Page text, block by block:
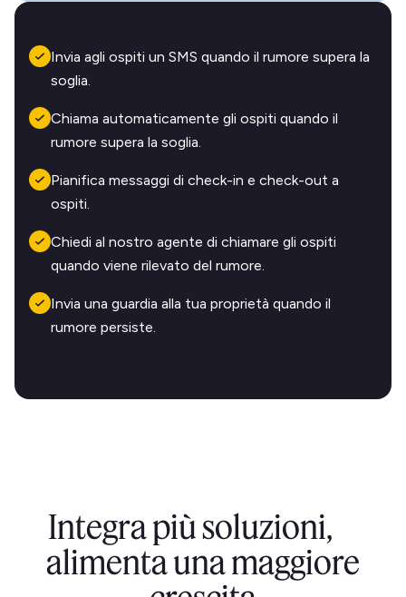
Invia agli ospiti un SMS quando il rumore supera la
soglia.
Chiama automaticamente gli ospiti quando il
rumore supera la soglia.
Pianifica messaggi di check-in e check-out a
ospiti.
Chiedi al nostro agente di chiamare gli ospiti
quando viene rilevato del rumore.
Invia una guardia alla tua proprietà quando il
rumore persiste.
Integra più soluzioni,
alimenta una maggiore